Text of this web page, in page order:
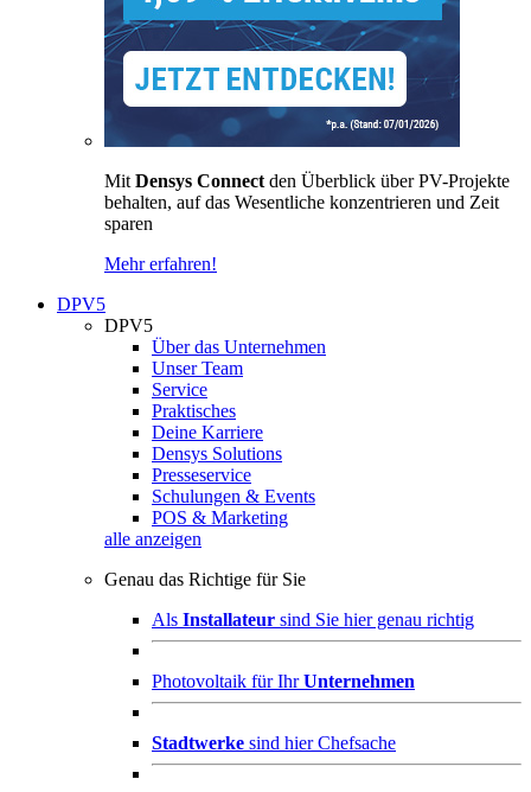
Mit Densys Connect den Überblick über PV-Projekte
behalten, auf das Wesentliche konzentrieren und Zeit
sparen
Mehr erfahren!
DPV5
DPV5
Über das Unternehmen
Unser Team
Service
Praktisches
Deine Karriere
Densys Solutions
Presseservice
Schulungen & Events
POS & Marketing
alle anzeigen
Genau das Richtige für Sie
Als Installateur sind Sie hier genau richtig
Photovoltaik für IhrUnternehmen
Stadtwerke sind hier Chefsache